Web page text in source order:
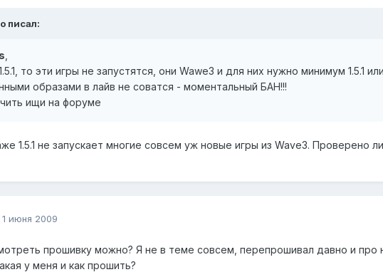
писал:
то эти игры не запустятся, они Wawe3 и для них нужно минимум 1.5.1
образами в лайв не соватся - моментальный БАН!!!
ищи на форуме
1.5.1 не запускает многие совсем уж новые игры из Wave3. Проверено
1 июня 2009
прошивку можно? Я не в теме совсем, перепрошивал давно и про
у меня и как прошить?